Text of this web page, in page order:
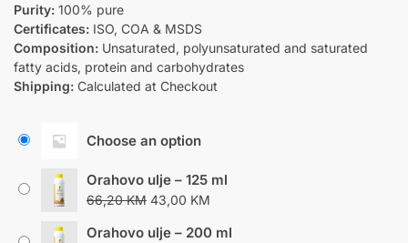
Purity: 100% pure
Certificates: ISO, COA & MSDS
Composition: Unsaturated, polyunsaturated and saturated
fatty acids, protein and carbohydrates
Shipping: Calculated at Checkout
Choose an option
Orahovo ulje – 125 ml
66,20KM 43,00 KM
Orahovo ulje – 200 ml